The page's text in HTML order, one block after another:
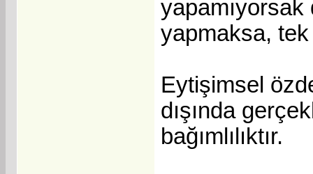
yapmaksa,
Eytişimsel
dışında
bağımlılıktır.